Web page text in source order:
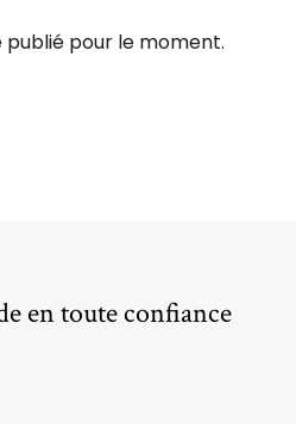
publié pour le moment.
en toute confiance